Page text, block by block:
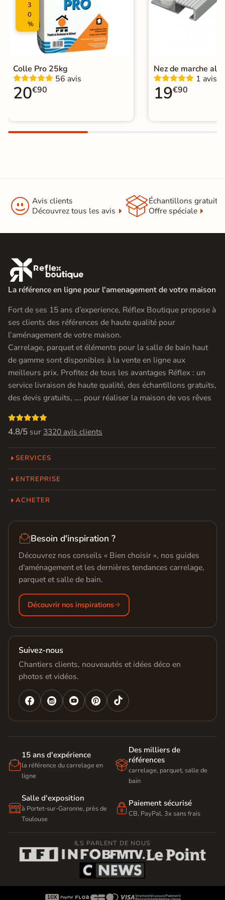
3
0
%
Colle Pro 25kg
56 avis
20€90
Nez de marche
1 avis
19€90
 Avis clients
Découvrez tous les avis
Échantillons gratuit
Offre spéciale

La référence en ligne pour l'amenagement de votre maison
Fort de ses 15 ans d’experience, Réflex Boutique propose à
ses clients des références de haute qualité pour
l’aménagement de votre maison.
Carrelage, parquet et éléments pour la salle de bain haut
de gamme sont disponibles à la vente en ligne aux
meilleurs prix. Profitez de tous les avantages Réflex : un
service livraison de haute qualité, des échantillons gratuits,
des devis gratuits, …. pour réaliser la maison de vos rêves

4.8/5 sur 3320 avis clients
SERVICES
ENTREPRISE
ACHETER
Besoin d'inspiration ?
Découvrez nos conseils « Bien choisir », nos guides
d'aménagement et les dernières tendances carrelage,
parquet et salle de bain.
Découvrir nos inspirations
Suivez-nous
Chantiers clients, nouveautés et idées déco en
photos et vidéos.
   

15 ans d'expérience
la référence du carrelage en
ligne

Des milliers de
références
carrelage, parquet, salle de
bain

Salle d'exposition
à Portet-sur-Garonne, près de
Toulouse
 Paiement sécurisé
CB, PayPal, 3x sans frais
ILS PARLENT DE NOUS